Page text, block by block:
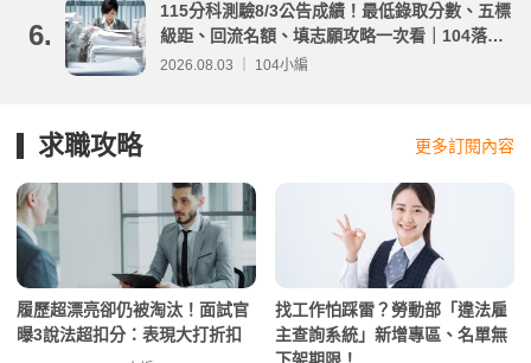
6.
115分科測驗8/3公告成績！最低錄取分數、五標
級距、回流名額、填志願攻略一次看｜104落點
分析
2026.08.03 ｜ 104小編
求職攻略 更多訂閱內容
履歷超漂亮卻仍被淘汰！面試官
曝3說法超扣分：表現大打折扣
找工作怕踩雷？勞動部「違法雇
主查詢系統」新增專區、名單無